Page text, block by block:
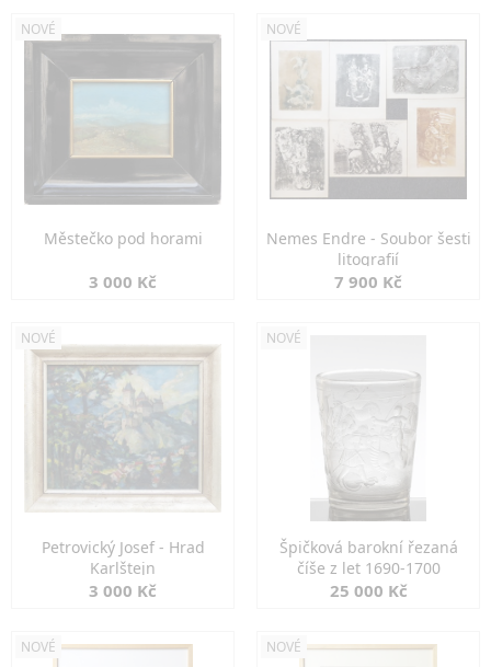
NOVÉ
Městečko pod horami
3 000 Kč
NOVÉ
Nemes Endre - Soubor šesti
litografií
7 900 Kč
NOVÉ
Petrovický Josef - Hrad
Karlštejn
3 000 Kč
NOVÉ
Špičková barokní řezaná
číše z let 1690-1700
25 000 Kč
NOVÉ NOVÉ